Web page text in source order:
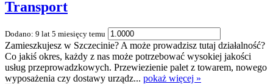
Transport
Dodano: 9 lat 5 miesięcy temu
Zamieszkujesz w Szczecinie? A może prowadzisz tutaj działalność?
Co jakiś okres, każdy z nas może potrzebować wysokiej jakości
usług przeprowadzkowych. Przewiezienie palet z towarem, nowego
wyposażenia czy dostawy urządz... pokaż więcej »